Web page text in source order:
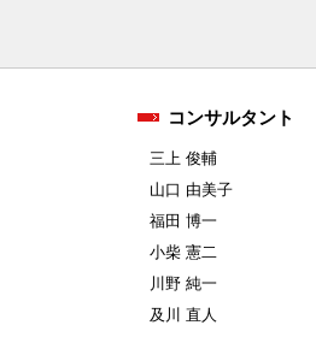
コンサルタント
三上 俊輔
山口 由美子
福田 博一
小柴 憲二
川野 純一
及川 直人